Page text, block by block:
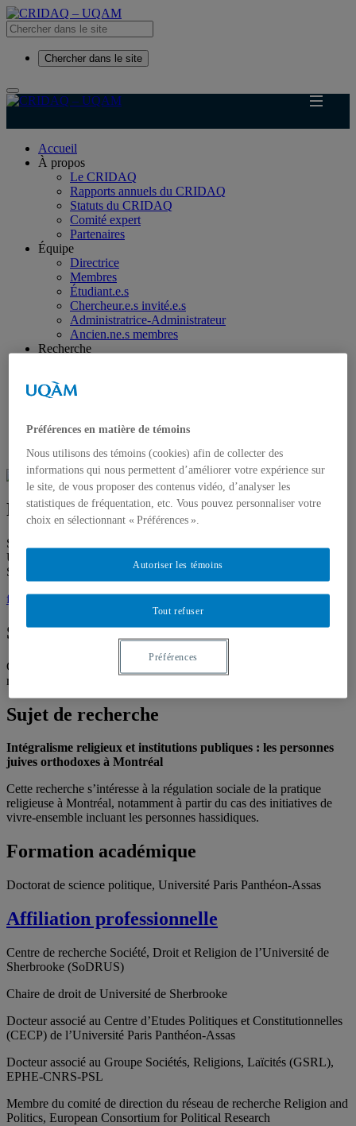
Chercher dans le site
Accueil
À propos
Le CRIDAQ
Rapports annuels du CRIDAQ
Statuts du CRIDAQ
Comité expert
Partenaires
Équipe
Directrice
Membres
Étudiant.e.s
Chercheur.e.s invité.e.s
Administratrice-Administrateur
Ancien.ne.s membres
Recherche
Axe 3 – Démocratie et pluralisme
Publications
Nous joindre
Frédéric Strack
Stagiaire postdoctoral 2024-2026, Sciences des Religions,
Université de Sherbrooke
Supervision:
David Koussens
frederic.strack@usherbrooke.ca
Spécialités
Gouvernance publique du religieux – Judaïsmes; Sociologie des
religions – Religions minoritaires – Laïcités – Méthodes qualitatives
Sujet de recherche
Intégralisme religieux et institutions publiques : les personnes
juives orthodoxes à Montréal
Cette recherche s’intéresse à la régulation sociale de la pratique
religieuse à Montréal, notamment à partir du cas des initiatives de
vivre-ensemble incluant les personnes hassidiques.
Formation académique
Doctorat de science politique, Université Paris Panthéon-Assas
Affiliation professionnelle
Centre de recherche Société, Droit et Religion de l’Université de
Sherbrooke (SoDRUS)
Chaire de droit de Université de Sherbrooke
Docteur associé au Centre d’Etudes Politiques et Constitutionnelles
(CECP) de l’Université Paris Panthéon-Assas
Docteur associé au Groupe Sociétés, Religions, Laïcités (GSRL),
EPHE-CNRS-PSL
Membre du comité de direction du réseau de recherche Religion and
Politics, European Consortium for Political Research
Préférences en matière de témoins
Nous utilisons des témoins (cookies) afin de collecter des
informations qui nous permettent d’améliorer votre expérience sur
le site, de vous proposer des contenus vidéo, d’analyser les
statistiques de fréquentation, etc. Vous pouvez personnaliser votre
choix en sélectionnant « Préférences ».
Tout refuser
Autoriser les témoins
Préférences